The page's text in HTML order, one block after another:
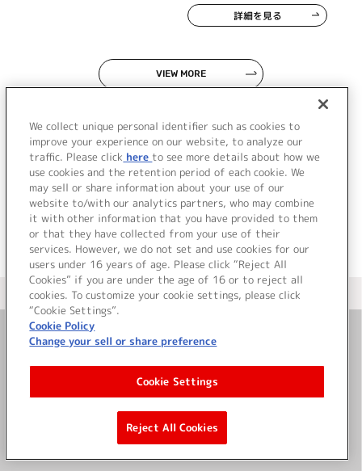
詳細を見る
VIEW MORE
JP
＜ カタログサイト トップページへ
お問い合わせ
サイト利用について
©Bandai Namco Music Live Inc.
We collect unique personal identifier such as cookies to
improve your experience on our website, to analyze our
traffic. Please click here to see more details about how we
use cookies and the retention period of each cookie. We
may sell or share information about your use of our
website to/with our analytics partners, who may combine
it with other information that you have provided to them
or that they have collected from your use of their
services. However, we do not set and use cookies for our
users under 16 years of age. Please click “Reject All
Cookies” if you are under the age of 16 or to reject all
cookies. To customize your cookie settings, please click
“Cookie Settings”.
Cookie Policy
Change your sell or share preference
Cookie Settings
Reject All Cookies